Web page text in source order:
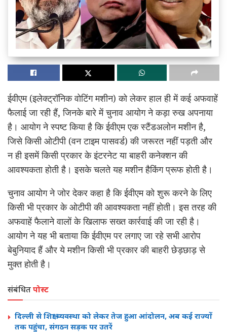
ईवीएम(इलेक्ट्रॉनिक वोटिंग मशीन) को लेकर हाल ही में कई अफवाहें
फैलाई जा रही हैं, जिनके बारे में चुनाव आयोग ने कड़ा रुख अपनाया
है। आयोग ने स्पष्ट किया है कि ईवीएम एक स्टैंडअलोन मशीन है,
जिसे किसी ओटीपी (वन टाइम पासवर्ड) की जरूरत नहीं पड़ती और
न ही इसमें किसी प्रकार के इंटरनेट या बाहरी कनेक्शन की
आवश्यकता होती है। इसके चलते यह मशीन हैकिंग प्रूफ होती है।
चुनाव आयोग ने जोर देकर कहा है कि ईवीएम को शुरू करने के लिए
किसी भी प्रकार के ओटीपी की आवश्यकता नहीं होती। इस तरह की
अफवाहें फैलाने वालों के खिलाफ सख्त कार्रवाई की जा रही है।
आयोग ने यह भी बताया कि ईवीएम पर लगाए जा रहे सभी आरोप
बेबुनियाद हैं और ये मशीन किसी भी प्रकार की बाहरी छेड़छाड़ से
मुक्त होती है।
संबंधितपोस्ट
दिल्ली से शिक्षा व्यवस्था को लेकर तेज हुआ आंदोलन, अब कई राज्यों
तक पहुंचा, संगठन सड़क पर उतरें